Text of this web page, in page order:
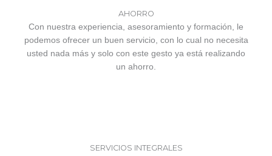
AHORRO
Con nuestra experiencia, asesoramiento y formación, le
podemos ofrecer un buen servicio, con lo cual no necesita
usted nada más y solo con este gesto ya está realizando
un ahorro.
SERVICIOS INTEGRALES